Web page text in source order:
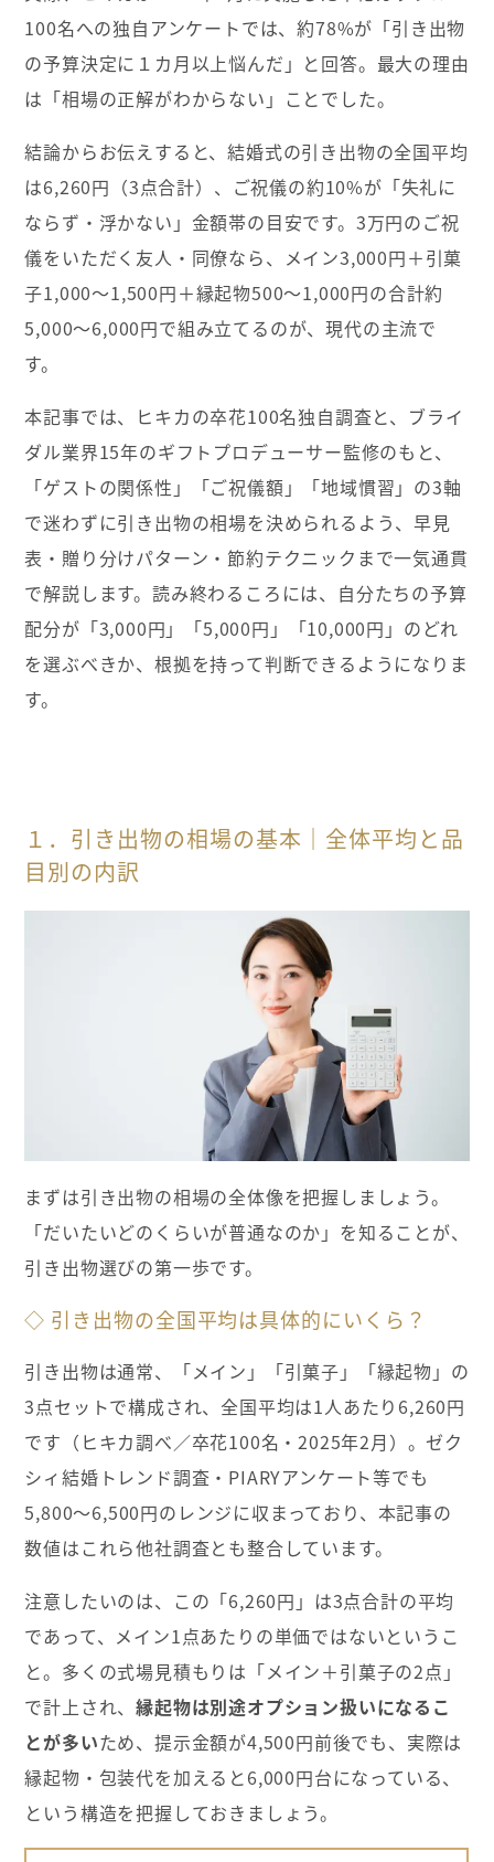
100名への独自アンケートでは、約78%が「引き出物
の予算決定に１カ月以上悩んだ」と回答。最大の理由
は「相場の正解がわからない」ことでした。
結論からお伝えすると、結婚式の引き出物の全国平均
は6,260円（3点合計）、ご祝儀の約10%が「失礼に
ならず・浮かない」金額帯の目安です。3万円のご祝
儀をいただく友人・同僚なら、メイン3,000円＋引菓
子1,000〜1,500円＋縁起物500〜1,000円の合計約
5,000〜6,000円で組み立てるのが、現代の主流で
す。
本記事では、ヒキカの卒花100名独自調査と、ブライ
ダル業界15年のギフトプロデューサー監修のもと、
「ゲストの関係性」「ご祝儀額」「地域慣習」の3軸
で迷わずに引き出物の相場を決められるよう、早見
表・贈り分けパターン・節約テクニックまで一気通貫
で解説します。読み終わるころには、自分たちの予算
配分が「3,000円」「5,000円」「10,000円」のどれ
を選ぶべきか、根拠を持って判断できるようになりま
す。
１．引き出物の相場の基本｜全体平均と品
目別の内訳
まずは引き出物の相場の全体像を把握しましょう。
「だいたいどのくらいが普通なのか」を知ることが、
引き出物選びの第一歩です。
◇ 引き出物の全国平均は具体的にいくら？
引き出物は通常、「メイン」「引菓子」「縁起物」の
3点セットで構成され、全国平均は1人あたり6,260円
です（ヒキカ調べ／卒花100名・2025年2月）。ゼク
シィ結婚トレンド調査・PIARYアンケート等でも
5,800〜6,500円のレンジに収まっており、本記事の
数値はこれら他社調査とも整合しています。
注意したいのは、この「6,260円」は3点合計の平均
であって、メイン1点あたりの単価ではないというこ
と。多くの式場見積もりは「メイン＋引菓子の2点」
で計上され、縁起物は別途オプション扱いになるこ
とが多いため、提示金額が4,500円前後でも、実際は
縁起物・包装代を加えると6,000円台になっている、
という構造を把握しておきましょう。